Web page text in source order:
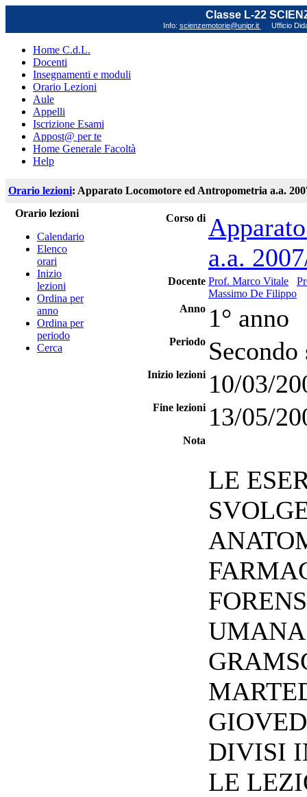
Classe L-22
Info: scienzemotorie@unipr.it Ufficio
Home C.d.L.
Docenti
Insegnamenti e moduli
Orario Lezioni
Aule
Appelli
Iscrizione Esami
Appost@ per te
Home Generale Facoltà
Help
Orario lezioni: Apparato Locomotore ed Antropometria a.a.
Orario lezioni
Calendario
Elenco
orari
Inizio
lezioni
Ordina per
anno
Ordina per
periodo
Cerca
Corso di
a.a.
Docente Prof. Marco Vitale
Massimo De Filippo
Anno 1° anno
Periodo Secondo
Inizio lezioni 10/03/
Fine lezioni 13/05/
Nota
LE
DIVISI
LE